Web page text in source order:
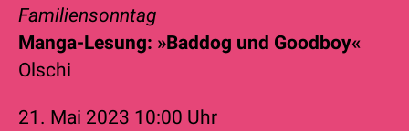
Familiensonntag
Manga-Lesung: »Baddog und Goodboy«
Olschi
21. Mai 2023 10:00 Uhr